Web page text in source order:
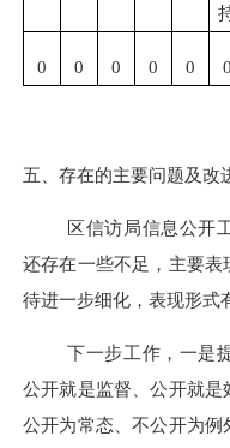
0 0 0 0 0 0
五、存在的主要问题及改
区信访局信息公开
还存在一些不足，主要
待进一步细化，表现形式
下一步工作，一是
公开就是监督、公开就是
公开为常态、不公开为